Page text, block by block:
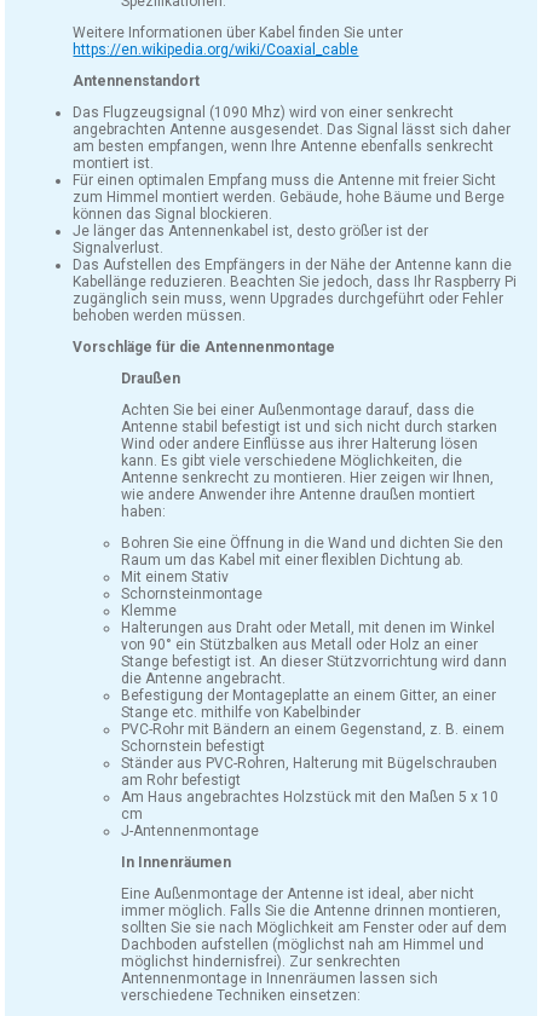
Weitere Informationen über Kabel finden Sie unter
https://en.wikipedia.org/wiki/Coaxial_cable
Antennenstandort
Das Flugzeugsignal (1090 Mhz) wird von einer senkrecht
angebrachten Antenne ausgesendet. Das Signal lässt sich daher
am besten empfangen, wenn Ihre Antenne ebenfalls senkrecht
montiert ist.
Für einen optimalen Empfang muss die Antenne mit freier Sicht
zum Himmel montiert werden. Gebäude, hohe Bäume und Berge
können das Signal blockieren.
Je länger das Antennenkabel ist, desto größer ist der
Signalverlust.
Das Aufstellen des Empfängers in der Nähe der Antenne kann die
Kabellänge reduzieren. Beachten Sie jedoch, dass Ihr Raspberry Pi
zugänglich sein muss, wenn Upgrades durchgeführt oder Fehler
behoben werden müssen.
Vorschläge für die Antennenmontage
Draußen
Achten Sie bei einer Außenmontage darauf, dass die
Antenne stabil befestigt ist und sich nicht durch starken
Wind oder andere Einflüsse aus ihrer Halterung lösen
kann. Es gibt viele verschiedene Möglichkeiten, die
Antenne senkrecht zu montieren. Hier zeigen wir Ihnen,
wie andere Anwender ihre Antenne draußen montiert
haben:
Bohren Sie eine Öffnung in die Wand und dichten Sie den
Raum um das Kabel mit einer flexiblen Dichtung ab.
Mit einem Stativ
Schornsteinmontage
Klemme
Halterungen aus Draht oder Metall, mit denen im Winkel
von 90° ein Stützbalken aus Metall oder Holz an einer
Stange befestigt ist. An dieser Stützvorrichtung wird dann
die Antenne angebracht.
Befestigung der Montageplatte an einem Gitter, an einer
Stange etc. mithilfe von Kabelbinder
PVC-Rohr mit Bändern an einem Gegenstand, z. B. einem
Schornstein befestigt
Ständer aus PVC-Rohren, Halterung mit Bügelschrauben
am Rohr befestigt
Am Haus angebrachtes Holzstück mit den Maßen 5 x 10
cm
J-Antennenmontage
In Innenräumen
Eine Außenmontage der Antenne ist ideal, aber nicht
immer möglich. Falls Sie die Antenne drinnen montieren,
sollten Sie sie nach Möglichkeit am Fenster oder auf dem
Dachboden aufstellen (möglichst nah am Himmel und
möglichst hindernisfrei). Zur senkrechten
Antennenmontage in Innenräumen lassen sich
verschiedene Techniken einsetzen: